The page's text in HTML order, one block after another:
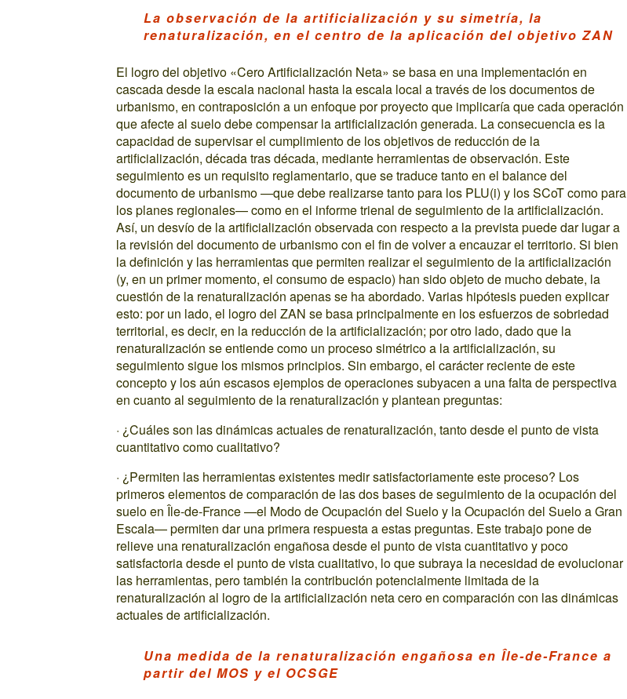
La observación de la artificialización y su simetría, la
renaturalización, en el centro de la aplicación del objetivo ZAN
El logro del objetivo «Cero Artificialización Neta» se basa en una implementación en
cascada desde la escala nacional hasta la escala local a través de los documentos de
urbanismo, en contraposición a un enfoque por proyecto que implicaría que cada operación
que afecte al suelo debe compensar la artificialización generada. La consecuencia es la
capacidad de supervisar el cumplimiento de los objetivos de reducción de la
artificialización, década tras década, mediante herramientas de observación. Este
seguimiento es un requisito reglamentario, que se traduce tanto en el balance del
documento de urbanismo —que debe realizarse tanto para los PLU(i) y los SCoT como para
los planes regionales— como en el informe trienal de seguimiento de la artificialización.
Así, un desvío de la artificialización observada con respecto a la prevista puede dar lugar a
la revisión del documento de urbanismo con el fin de volver a encauzar el territorio. Si bien
la definición y las herramientas que permiten realizar el seguimiento de la artificialización
(y, en un primer momento, el consumo de espacio) han sido objeto de mucho debate, la
cuestión de la renaturalización apenas se ha abordado. Varias hipótesis pueden explicar
esto: por un lado, el logro del ZAN se basa principalmente en los esfuerzos de sobriedad
territorial, es decir, en la reducción de la artificialización; por otro lado, dado que la
renaturalización se entiende como un proceso simétrico a la artificialización, su
seguimiento sigue los mismos principios. Sin embargo, el carácter reciente de este
concepto y los aún escasos ejemplos de operaciones subyacen a una falta de perspectiva
en cuanto al seguimiento de la renaturalización y plantean preguntas:
· ¿Cuáles son las dinámicas actuales de renaturalización, tanto desde el punto de vista
cuantitativo como cualitativo?
· ¿Permiten las herramientas existentes medir satisfactoriamente este proceso? Los
primeros elementos de comparación de las dos bases de seguimiento de la ocupación del
suelo en Île-de-France —el Modo de Ocupación del Suelo y la Ocupación del Suelo a Gran
Escala— permiten dar una primera respuesta a estas preguntas. Este trabajo pone de
relieve una renaturalización engañosa desde el punto de vista cuantitativo y poco
satisfactoria desde el punto de vista cualitativo, lo que subraya la necesidad de evolucionar
las herramientas, pero también la contribución potencialmente limitada de la
renaturalización al logro de la artificialización neta cero en comparación con las dinámicas
actuales de artificialización.
Una medida de la renaturalización engañosa en Île-de-France a
partir del MOS y el OCSGE